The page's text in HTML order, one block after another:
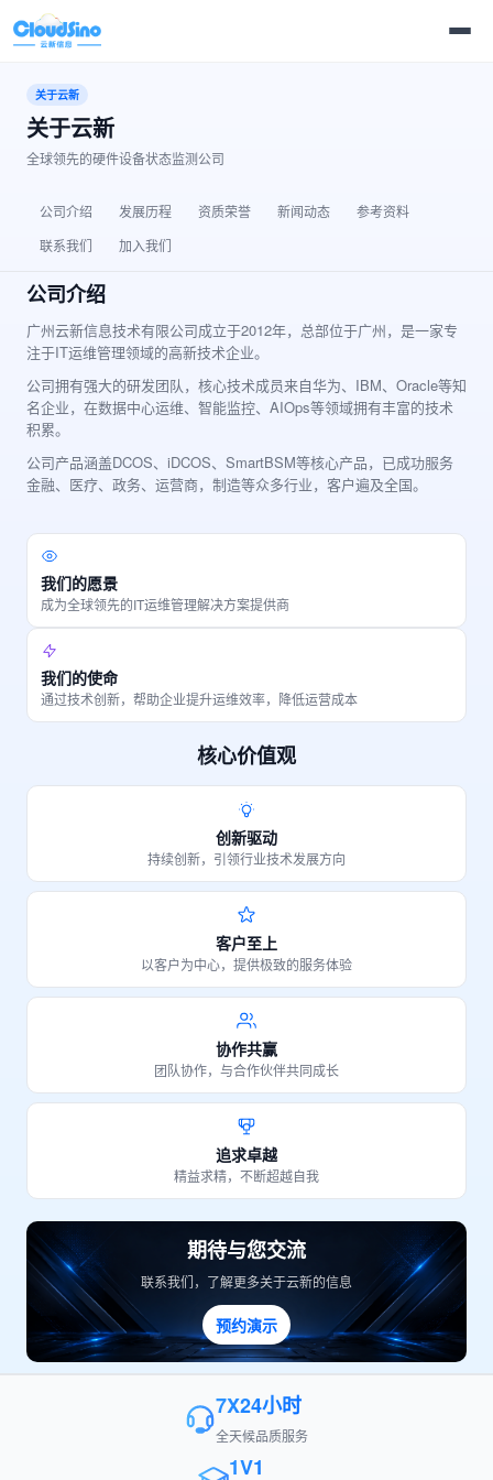
关于云新
关于云新
全球领先的硬件设备状态监测公司
公司介绍 发展历程 资质荣誉 新闻动态
参考资料
联系我们
加入我们
公司介绍
广州云新信息技术有限公司成立于2012年，总部位于广州，是一家专
注于IT运维管理领域的高新技术企业。
公司拥有强大的研发团队，核心技术成员来自华为、IBM、Oracle等知
名企业，在数据中心运维、智能监控、AIOps等领域拥有丰富的技术
积累。
公司产品涵盖DCOS、iDCOS、SmartBSM等核心产品，已成功服务
金融、医疗、政务、运营商，制造等众多行业，客户遍及全国。
我们的愿景
成为全球领先的IT运维管理解决方案提供商
我们的使命
通过技术创新，帮助企业提升运维效率，降低运营成本
核心价值观
创新驱动
持续创新，引领行业技术发展方向
客户至上
以客户为中心，提供极致的服务体验
协作共赢
团队协作，与合作伙伴共同成长
追求卓越
精益求精，不断超越自我
期待与您交流
联系我们，了解更多关于云新的信息
预约演示
7X24小时
全天候品质服务
1V1